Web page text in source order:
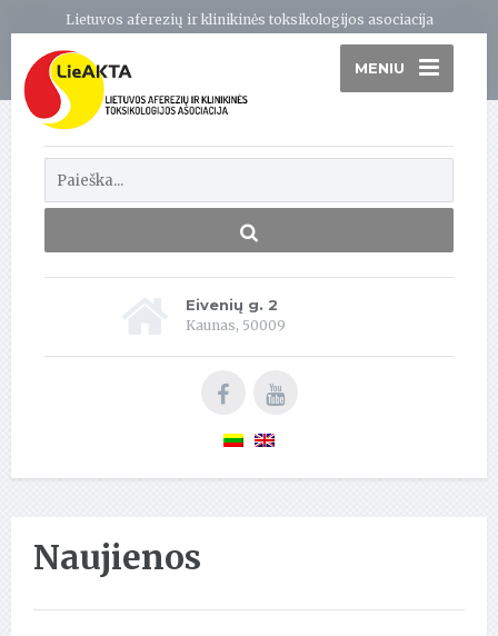
Lietuvos aferezių ir klinikinės toksikologijos asociacija
MENIU
Eivenių g. 2
Kaunas, 50009
Naujienos